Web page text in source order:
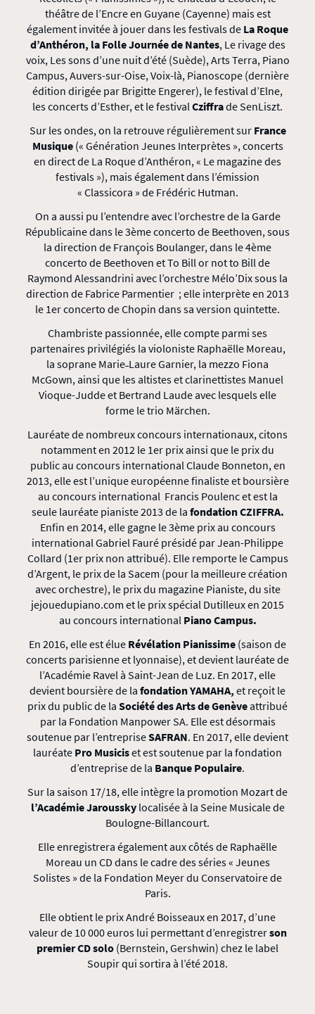
théâtre de l’Encre en Guyane (Cayenne) mais est
également invitée à jouer dans les festivals de La Roque
d’Anthéron, la Folle Journée de Nantes, Le rivage des
voix, Les sons d’une nuit d’été (Suède), Arts Terra, Piano
Campus, Auvers-sur-Oise, Voix-là, Pianoscope (dernière
édition dirigée par Brigitte Engerer), le festival d’Elne,
les concerts d’Esther, et le festivalCziffrade SenLiszt.
Sur les ondes, on la retrouve régulièrement surFrance
Musique (« Génération Jeunes Interprètes », concerts
en direct de La Roque d’Anthéron, « Le magazine des
festivals »), mais également dans l’émission
« Classicora » de Frédéric Hutman.
On a aussi pu l’entendre avec l’orchestre de la Garde
Républicaine dans le 3ème concerto de Beethoven, sous
la direction de François Boulanger, dans le 4ème
concerto de Beethoven et To Bill or not to Bill de
Raymond Alessandrini avec l’orchestre Mélo’Dix sous la
direction de Fabrice Parmentier ; elle interprète en 2013
le 1er concerto de Chopin dans sa version quintette.
Chambriste passionnée, elle compte parmi ses
partenaires privilégiés la violoniste Raphaëlle Moreau,
la soprane Marie˗Laure Garnier, la mezzo Fiona
McGown, ainsi que les altistes et clarinettistes Manuel
Vioque-Judde et Bertrand Laude avec lesquels elle
forme le trio Märchen.
Lauréate de nombreux concours internationaux, citons
notamment en 2012 le 1er prix ainsi que le prix du
public au concours international Claude Bonneton, en
2013, elle est l’unique européenne finaliste et boursière
au concours international Francis Poulenc et est la
seule lauréate pianiste 2013 de la fondation CZIFFRA.
Enfin en 2014, elle gagne le 3ème prix au concours
international Gabriel Fauré présidé par Jean-Philippe
Collard (1er prix non attribué). Elle remporte le Campus
d’Argent, le prix de la Sacem (pour la meilleure création
avec orchestre), le prix du magazine Pianiste, du site
jejouedupiano.com et le prix spécial Dutilleux en 2015
au concours international Piano Campus.
En 2016, elle est élue Révélation Pianissime (saison de
concerts parisienne et lyonnaise), et devient lauréate de
l’Académie Ravel à Saint-Jean de Luz. En 2017, elle
devient boursière de la fondation YAMAHA, et reçoit le
prix du public de la Société des Arts de Genèveattribué
par la Fondation Manpower SA. Elle est désormais
soutenue par l’entrepriseSAFRAN. En 2017, elle devient
lauréate Pro Musiciset est soutenue par la fondation
d’entreprise de la Banque Populaire.
Sur la saison 17/18, elle intègre la promotion Mozart de
l’Académie Jaroussky localisée à la Seine Musicale de
Boulogne-Billancourt.
Elle enregistrera également aux côtés de Raphaëlle
Moreau un CD dans le cadre des séries « Jeunes
Solistes » de la Fondation Meyer du Conservatoire de
Paris.
Elle obtient le prix André Boisseaux en 2017, d’une
valeur de 10 000 euros lui permettant d’enregistrerson
premier CD solo (Bernstein, Gershwin) chez le label
Soupir qui sortira à l’été 2018.